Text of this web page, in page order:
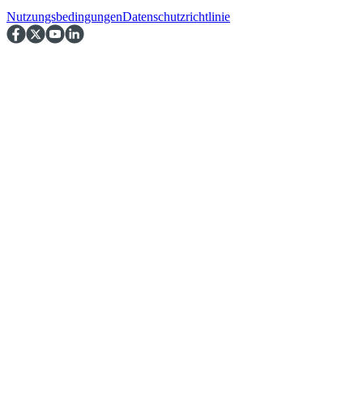
NutzungsbedingungenDatenschutzrichtlinie